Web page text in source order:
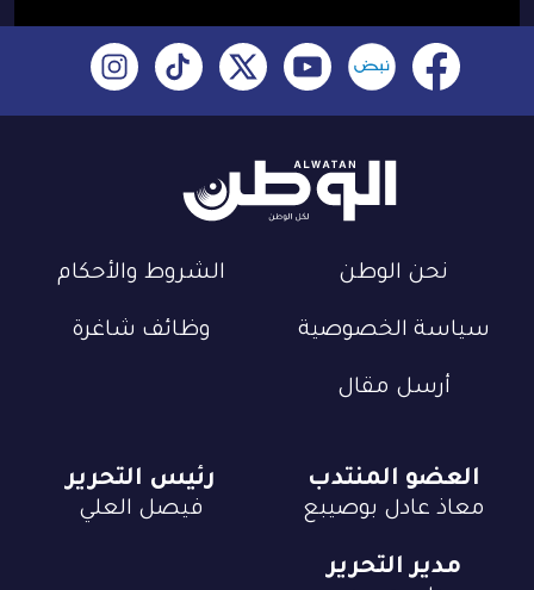
نحن الوطن الشروط والأحكام
سياسة الخصوصية وظائف شاغرة
أرسل مقال
العضو المنتدب
معاذ عادل بوصيبع
رئيس التحرير
فيصل العلي
مدير التحرير